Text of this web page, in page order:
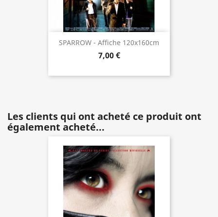
SPARROW - Affiche 120x160cm
7,00 €
Les clients qui ont acheté ce produit ont
également acheté...